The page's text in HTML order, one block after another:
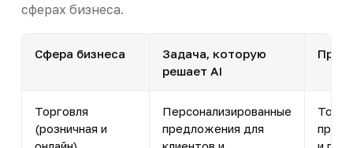
сферах бизнеса.
Сфера бизнеса
Задача, которую
решает AI
Торговля
(розничная и
Персонализированные
предложения для